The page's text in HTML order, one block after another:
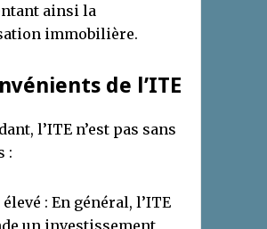
ainsi la
immobilière.
de l’ITE
l’ITE n’est pas sans
:
: En général, l’ITE
un investissement